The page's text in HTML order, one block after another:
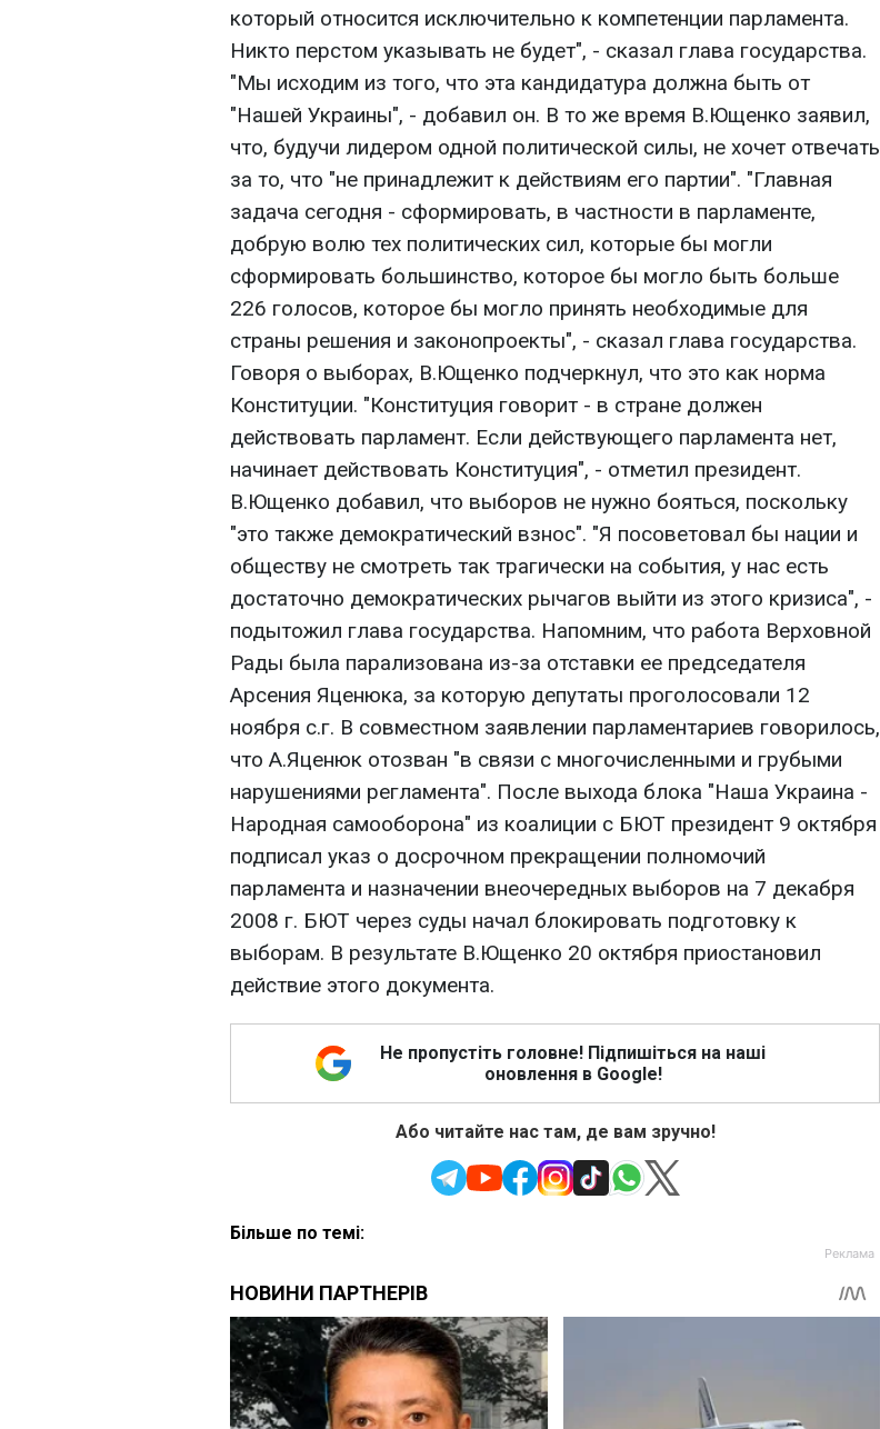
который относится исключительно к компетенции парламента.
Никто перстом указывать не будет", - сказал глава государства.
"Мы исходим из того, что эта кандидатура должна быть от
"Нашей Украины", - добавил он. В то же время В.Ющенко заявил,
что, будучи лидером одной политической силы, не хочет отвечать
за то, что "не принадлежит к действиям его партии". "Главная
задача сегодня - сформировать, в частности в парламенте,
добрую волю тех политических сил, которые бы могли
сформировать большинство, которое бы могло быть больше
226 голосов, которое бы могло принять необходимые для
страны решения и законопроекты", - сказал глава государства.
Говоря о выборах, В.Ющенко подчеркнул, что это как норма
Конституции. "Конституция говорит - в стране должен
действовать парламент. Если действующего парламента нет,
начинает действовать Конституция", - отметил президент.
В.Ющенко добавил, что выборов не нужно бояться, поскольку
"это также демократический взнос". "Я посоветовал бы нации и
обществу не смотреть так трагически на события, у нас есть
достаточно демократических рычагов выйти из этого кризиса", -
подытожил глава государства. Напомним, что работа Верховной
Рады была парализована из-за отставки ее председателя
Арсения Яценюка, за которую депутаты проголосовали 12
ноября с.г. В совместном заявлении парламентариев говорилось,
что А.Яценюк отозван "в связи с многочисленными и грубыми
нарушениями регламента". После выхода блока "Наша Украина -
Народная самооборона" из коалиции с БЮТ президент 9 октября
подписал указ о досрочном прекращении полномочий
парламента и назначении внеочередных выборов на 7 декабря
2008 г. БЮТ через суды начал блокировать подготовку к
выборам. В результате В.Ющенко 20 октября приостановил
действие этого документа.
Не пропустіть головне! Підпишіться на наші
оновлення в Google!
Або читайте нас там, де вам зручно!
Більше по темі: